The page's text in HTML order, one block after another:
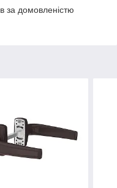
за домовленістю